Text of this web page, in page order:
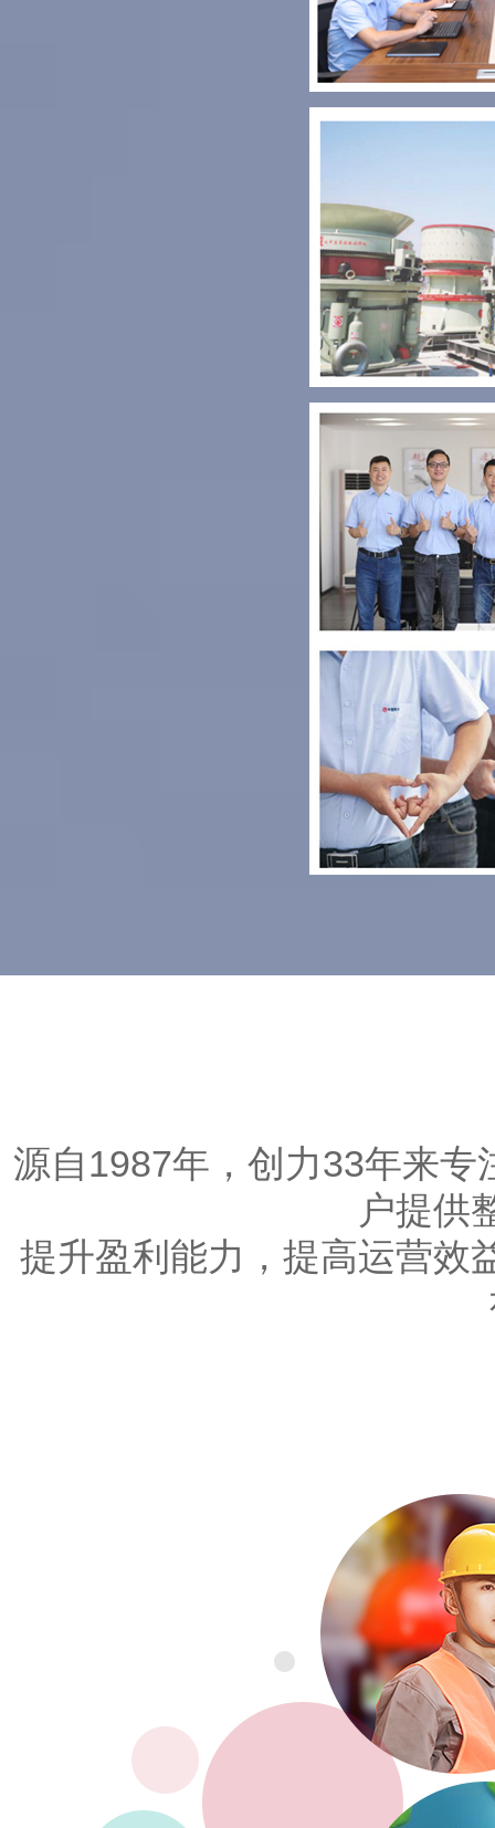
源自1987年，创力33年来
户提供
提升盈利能力，提高运营效